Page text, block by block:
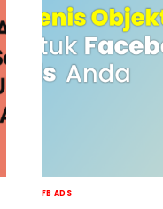
FB ADS